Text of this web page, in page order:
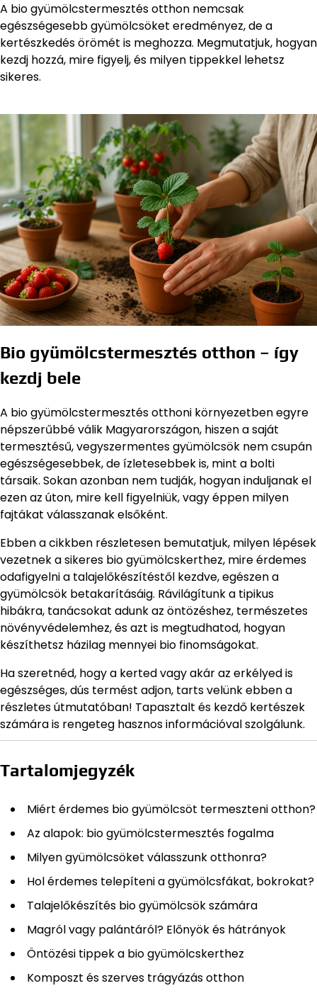
A bio gyümölcstermesztés otthon nemcsak
egészségesebb gyümölcsöket eredményez, de a
kertészkedés örömét is meghozza. Megmutatjuk, hogyan
kezdj hozzá, mire figyelj, és milyen tippekkel lehetsz
sikeres.
Bio gyümölcstermesztés otthon – így
kezdj bele
A bio gyümölcstermesztés otthoni környezetben egyre
népszerűbbé válik Magyarországon, hiszen a saját
termesztésű, vegyszermentes gyümölcsök nem csupán
egészségesebbek, de ízletesebbek is, mint a bolti
társaik. Sokan azonban nem tudják, hogyan induljanak el
ezen az úton, mire kell figyelniük, vagy éppen milyen
fajtákat válasszanak elsőként.
Ebben a cikkben részletesen bemutatjuk, milyen lépések
vezetnek a sikeres bio gyümölcskerthez, mire érdemes
odafigyelni a talajelőkészítéstől kezdve, egészen a
gyümölcsök betakarításáig. Rávilágítunk a tipikus
hibákra, tanácsokat adunk az öntözéshez, természetes
növényvédelemhez, és azt is megtudhatod, hogyan
készíthetsz házilag mennyei bio finomságokat.
Ha szeretnéd, hogy a kerted vagy akár az erkélyed is
egészséges, dús termést adjon, tarts velünk ebben a
részletes útmutatóban! Tapasztalt és kezdő kertészek
számára is rengeteg hasznos információval szolgálunk.
Tartalomjegyzék
Miért érdemes bio gyümölcsöt termeszteni otthon?
Az alapok: bio gyümölcstermesztés fogalma
Milyen gyümölcsöket válasszunk otthonra?
Hol érdemes telepíteni a gyümölcsfákat, bokrokat?
Talajelőkészítés bio gyümölcsök számára
Magról vagy palántáról? Előnyök és hátrányok
Öntözési tippek a bio gyümölcskerthez
Komposzt és szerves trágyázás otthon